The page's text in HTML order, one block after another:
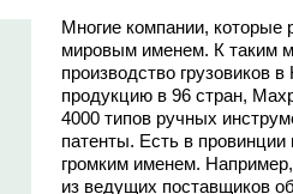
Многие компании,
мировым именем. К таким
производство грузовиков
продукцию в 96 стран,
4000 типов ручных
патенты. Есть в
громким именем.
из ведущих поставщиков